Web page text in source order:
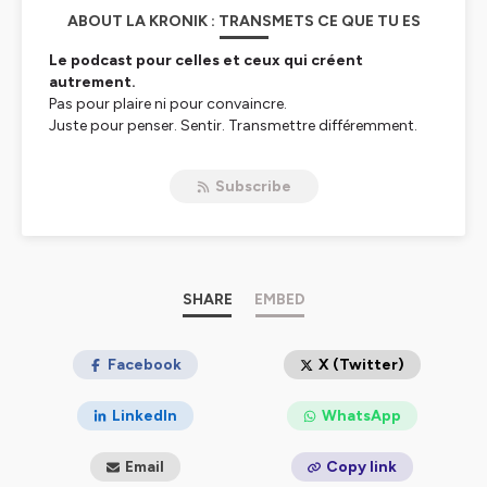
ABOUT LA KRONIK : TRANSMETS CE QUE TU ES
Le podcast pour celles et ceux qui créent
autrement.
Pas pour plaire ni pour convaincre.
Juste pour penser. Sentir. Transmettre différemment.
Un espace brut et nu, où je parle création, business,
Hébergé par Ausha. Visitez
ausha.co/politique-de-
pour plus d'informations.
Subscribe
SHARE EMBED
Facebook X (Twitter)
LinkedIn WhatsApp
Email Copy link